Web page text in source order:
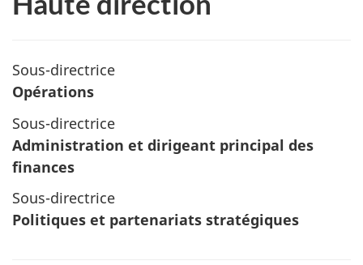
Sous-directrice
Opérations
Sous-directrice
Administration et dirigeant principal des
finances
Sous-directrice
Politiques et partenariats stratégiques